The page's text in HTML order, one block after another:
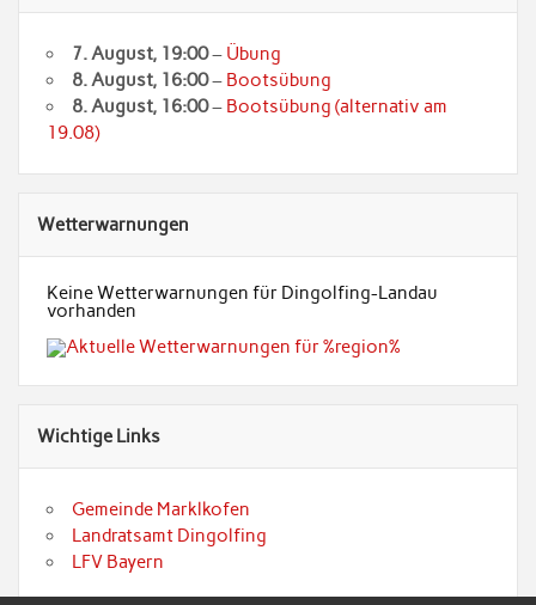
7. August, 19:00– Übung
8. August, 16:00– Bootsübung
8. August, 16:00– Bootsübung (alternativ am
19.08)
Wetterwarnungen
Keine Wetterwarnungen für Dingolfing-Landau
vorhanden
Wichtige Links
Gemeinde Marklkofen
Landratsamt Dingolfing
LFV Bayern